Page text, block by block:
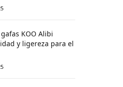
KOO Alibi
y ligereza para el